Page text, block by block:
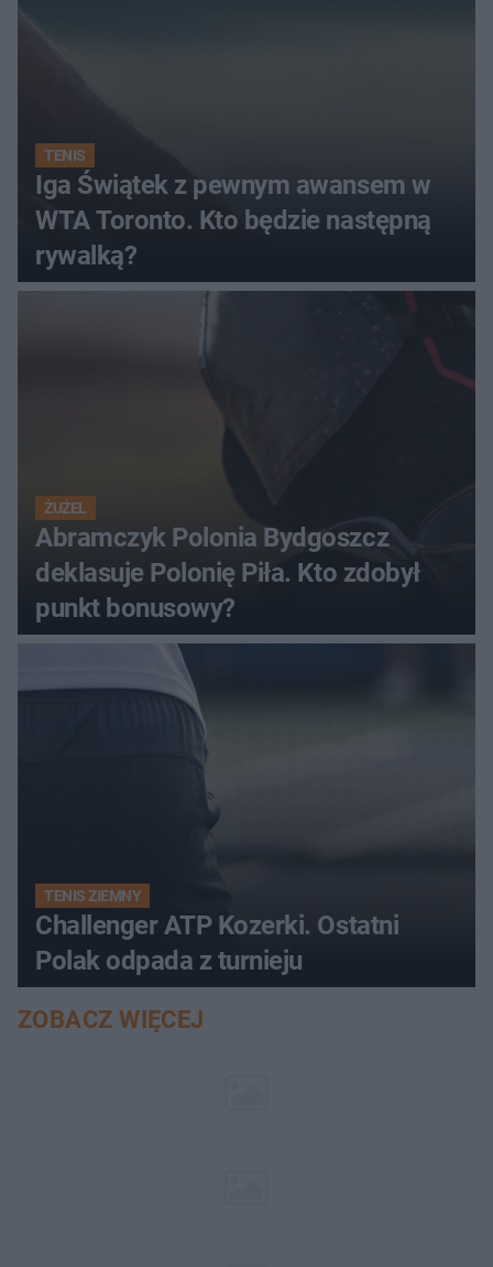
TENIS
Iga Świątek z pewnym awansem w
WTA Toronto. Kto będzie następną
rywalką?
ŻUŻEL
Abramczyk Polonia Bydgoszcz
deklasuje Polonię Piła. Kto zdobył
punkt bonusowy?
TENIS ZIEMNY
Challenger ATP Kozerki. Ostatni
Polak odpada z turnieju
ZOBACZ WIĘCEJ